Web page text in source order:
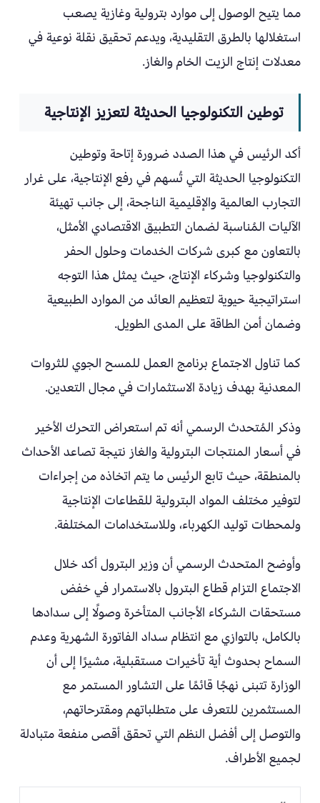
مما يتيح الوصول إلى موارد بترولية وغازية يصعب
استغلالها بالطرق التقليدية، ويدعم تحقيق نقلة نوعية في
معدلات إنتاج الزيت الخام والغاز.
توطين التكنولوجيا الحديثة لتعزيز الإنتاجية
أكد الرئيس في هذا الصدد ضرورة إتاحة وتوطين
التكنولوجيا الحديثة التي تُسهم في رفع الإنتاجية، على غرار
التجارب العالمية والإقليمية الناجحة، إلى جانب تهيئة
الآليات المُناسبة لضمان التطبيق الاقتصادي الأمثل،
بالتعاون مع كبرى شركات الخدمات وحلول الحفر
والتكنولوجيا وشركاء الإنتاج، حيث يمثل هذا التوجه
استراتيجية حيوية لتعظيم العائد من الموارد الطبيعية
وضمان أمن الطاقة على المدى الطويل.
كما تناول الاجتماع برنامج العمل للمسح الجوي للثروات
المعدنية بهدف زيادة الاستثمارات في مجال التعدين.
وذكر المُتحدث الرسمي أنه تم استعراض التحرك الأخير
في أسعار المنتجات البترولية والغاز نتيجة تصاعد الأحداث
بالمنطقة، حيث تابع الرئيس ما يتم اتخاذه من إجراءات
لتوفير مختلف المواد البترولية للقطاعات الإنتاجية
ولمحطات توليد الكهرباء، وللاستخدامات المختلفة.
وأوضح المتحدث الرسمي أن وزير البترول أكد خلال
الاجتماع التزام قطاع البترول بالاستمرار في خفض
مستحقات الشركاء الأجانب المتأخرة وصولًا إلى سدادها
بالكامل، بالتوازي مع انتظام سداد الفاتورة الشهرية وعدم
السماح بحدوث أية تأخيرات مستقبلية، مشيرًا إلى أن
الوزارة تتبنى نهجًا قائمًا على التشاور المستمر مع
المستثمرين للتعرف على متطلباتهم ومقترحاتهم،
والتوصل إلى أفضل النظم التي تحقق أقصى منفعة متبادلة
لجميع الأطراف.